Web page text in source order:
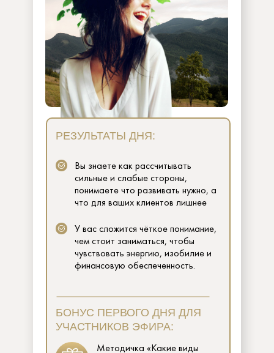
БОНУС ПЕРВОГО ДНЯ ДЛЯ
УЧАСТНИКОВ ЭФИРА:
РЕЗУЛЬТАТЫ ДНЯ:
У вас сложится чёткое понимание,
чем стоит заниматься, чтобы
чувствовать энергию, изобилие и
финансовую обеспеченность.
Вы знаете как рассчитывать
сильные и слабые стороны,
понимаете что развивать нужно, а
что для ваших клиентов лишнее
Методичка «Какие виды